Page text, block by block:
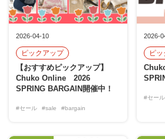
2026-04-10
ピックアップ
【おすすめピックアップ】
Chuko Online 2026
SPRING BARGAIN開催中！
#セール #sale #bargain
2026-
ピ
#セール